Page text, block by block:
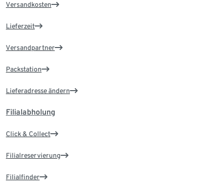
Versandkosten
Lieferzeit
Versandpartner
Packstation
Lieferadresse ändern
Filialabholung
Click & Collect
Filialreservierung
Filialfinder